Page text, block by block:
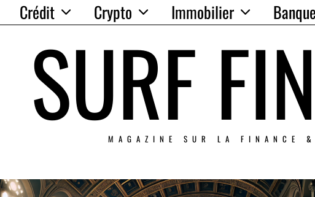
Crédit Crypto Immobilier Banque
SURF
MAGAZINE SUR LA FINANCE